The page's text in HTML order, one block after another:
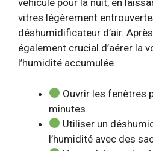
véhicule pour la nuit, en
vitres légèrement
déshumidificateur d’air.
également crucial d’aérer la
l’humidité accumulée.
Ouvrir les fenêtres
minutes
Utiliser un
l’humidité avec des